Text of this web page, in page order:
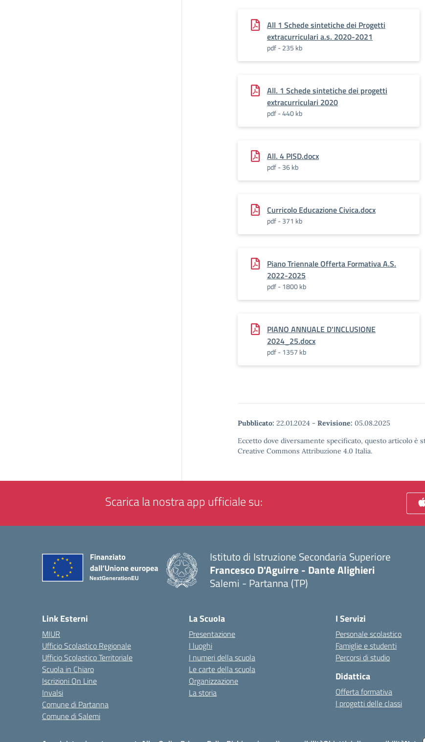
All 1 Schede sintetiche dei Progetti
extracurriculari a.s. 2020-2021
pdf - 235 kb
All. 1 Schede sintetiche dei progetti
extracurriculari 2020
pdf - 440 kb
All. 4 PISD.docx
pdf - 36 kb
Curricolo Educazione Civica.docx
pdf - 371 kb
Piano Triennale Offerta Formativa A.S.
2022-2025
pdf - 1800 kb
PIANO ANNUALE D'INCLUSIONE
2024_25.docx
pdf - 1357 kb
Pubblicato: 22.01.2024 - Revisione: 05.08.2025
Eccetto dove diversamente specificato, questo articolo è
Creative Commons Attribuzione 4.0 Italia.
Scarica la nostra app ufficiale su:
Istituto di Istruzione Secondaria Superiore
Francesco D'Aguirre - Dante Alighieri
Salemi - Partanna (TP)
Link Esterni
MIUR
Ufficio Scolastico Regionale
Ufficio Scolastico Territoriale
Scuola in Chiaro
Iscrizioni On Line
Invalsi
Comune di Partanna
Comune di Salemi
La Scuola
Presentazione
I luoghi
I numeri della scuola
Le carte della scuola
Organizzazione
La storia
I Servizi
Personale scolastico
Famiglie e studenti
Percorsi di studio
Didattica
Offerta formativa
I progetti delle classi